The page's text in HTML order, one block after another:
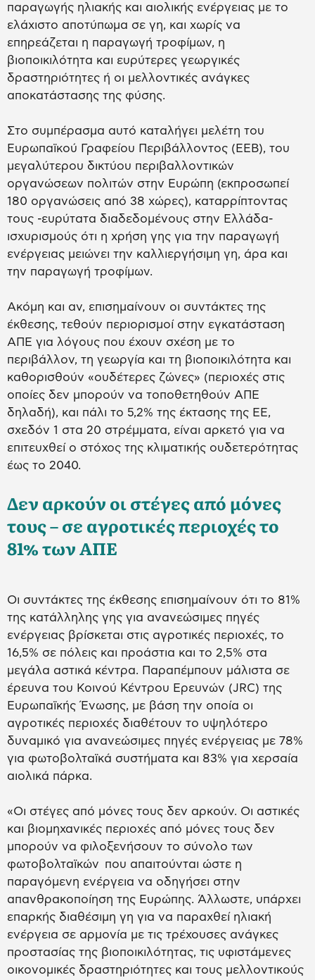
παραγωγής ηλιακής και αιολικής ενέργειας με το
ελάχιστο αποτύπωμα σε γη, και χωρίς να
επηρεάζεται η παραγωγή τροφίμων, η
βιοποικιλότητα και ευρύτερες γεωργικές
δραστηριότητες ή οι μελλοντικές ανάγκες
αποκατάστασης της φύσης.
Στο συμπέρασμα αυτό καταλήγει μελέτη του
Ευρωπαϊκού Γραφείου Περιβάλλοντος (EEB), του
μεγαλύτερου δικτύου περιβαλλοντικών
οργανώσεων πολιτών στην Ευρώπη (εκπροσωπεί
180 οργανώσεις από 38 χώρες), καταρρίπτοντας
τους -ευρύτατα διαδεδομένους στην Ελλάδα-
ισχυρισμούς ότι η χρήση γης για την παραγωγή
ενέργειας μειώνει την καλλιεργήσιμη γη, άρα και
την παραγωγή τροφίμων.
Ακόμη και αν, επισημαίνουν οι συντάκτες της
έκθεσης, τεθούν περιορισμοί στην εγκατάσταση
ΑΠΕ για λόγους που έχουν σχέση με το
περιβάλλον, τη γεωργία και τη βιοποικιλότητα και
καθορισθούν «ουδέτερες ζώνες» (περιοχές στις
οποίες δεν μπορούν να τοποθετηθούν ΑΠΕ
δηλαδή), και πάλι το 5,2% της έκτασης της ΕΕ,
σχεδόν 1 στα 20 στρέμματα, είναι αρκετό για να
επιτευχθεί ο στόχος της κλιματικής ουδετερότητας
έως το 2040.
Δεν αρκούν οι στέγες από μόνες
τους – σε αγροτικές περιοχές το
81% των ΑΠΕ
Οι συντάκτες της έκθεσης επισημαίνουν ότι το 81%
της κατάλληλης γης για ανανεώσιμες πηγές
ενέργειας βρίσκεται στις αγροτικές περιοχές, το
16,5% σε πόλεις και προάστια και το 2,5% στα
μεγάλα αστικά κέντρα. Παραπέμπουν μάλιστα σε
έρευνα του Κοινού Κέντρου Ερευνών (JRC) της
Ευρωπαϊκής Ένωσης, με βάση την οποία οι
αγροτικές περιοχές διαθέτουν το υψηλότερο
δυναμικό για ανανεώσιμες πηγές ενέργειας με 78%
για φωτοβολταϊκά συστήματα και 83% για χερσαία
αιολικά πάρκα.
«Οι στέγες από μόνες τους δεν αρκούν. Οι αστικές
και βιομηχανικές περιοχές από μόνες τους δεν
μπορούν να φιλοξενήσουν το σύνολο των
φωτοβολταϊκών που απαιτούνται ώστε η
παραγόμενη ενέργεια να οδηγήσει στην
απανθρακοποίηση της Ευρώπης. Άλλωστε, υπάρχει
επαρκής διαθέσιμη γη για να παραχθεί ηλιακή
ενέργεια σε αρμονία με τις τρέχουσες ανάγκες
προστασίας της βιοποικιλότητας, τις υφιστάμενες
οικονομικές δραστηριότητες και τους μελλοντικούς